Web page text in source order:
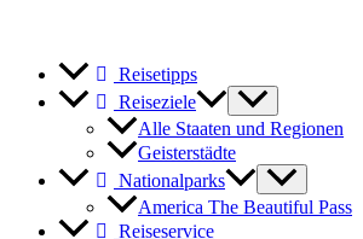
Reisetipps
Reiseziele
Alle Staaten und Regionen
Geisterstädte
Nationalparks
America The Beautiful Pass
Reiseservice